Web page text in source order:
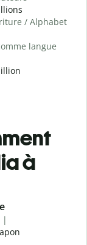
/ Alphabet
langue
à
|